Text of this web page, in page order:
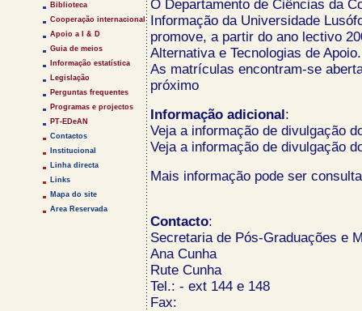
Biblioteca
Cooperação internacional
Apoio a I & D
Guia de meios
Informação estatística
Legislação
Perguntas frequentes
Programas e projectos
PT-EDeAN
Contactos
Institucional
Linha directa
Links
Mapa do site
Area Reservada
O Departamento de Ciências da
Informação da Universidade
promove, a partir do ano lectivo
Alternativa e Tecnologias de Apoio.
As matrículas encontram-se
próximo
Informação adicional:
Veja a informação de divulgação
Veja a informação de divulgação
Mais informação pode ser
Contacto:
Secretaria de Pós-Graduações e
Ana Cunha
Rute Cunha
Tel.: - ext 144 e 148
Fax: